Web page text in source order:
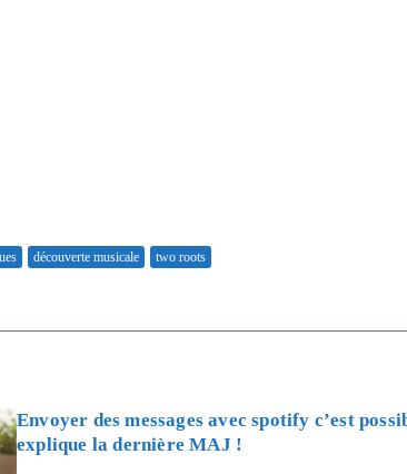
découverte musicale two roots
Envoyer des messages avec spotify c’est
explique la dernière MAJ !